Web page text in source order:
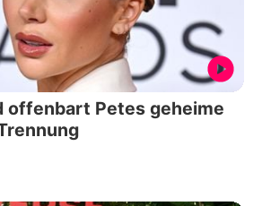
offenbart Petes geheime